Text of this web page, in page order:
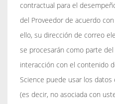
contractual para el
del Proveedor de acuerdo con
ello, su dirección de correo
se procesarán como parte
interacción con el contenido
Science puede usar los
(es decir, no asociada con